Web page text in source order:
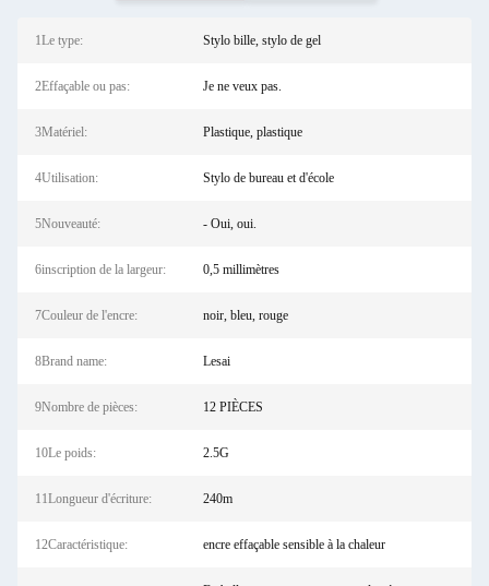
1Le type: Stylo bille, stylo de gel
2Effaçable ou pas: Je ne veux pas.
3Matériel: Plastique, plastique
4Utilisation: Stylo de bureau et d'école
5Nouveauté: - Oui, oui.
6inscription de la largeur: 0,5 millimètres
7Couleur de l'encre: noir, bleu, rouge
8Brand name: Lesai
9Nombre de pièces: 12 PIÈCES
10Le poids: 2.5G
11Longueur d'écriture: 240m
12Caractéristique: encre effaçable sensible à la chaleur